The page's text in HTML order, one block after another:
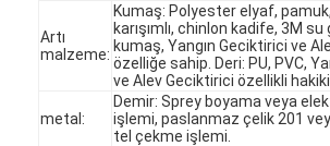
Evde
Artı
malzeme:
Kumaş: Polyester elyaf,
karışımlı, chinlon kadife, 3M
kumaş, Yangın Geciktirici ve
özelliğe sahip. Deri: PU, PVC,
ve Alev Geciktirici özellikli hakiki
metal:
Demir: Sprey boyama veya
işlemi, paslanmaz çelik 201
tel çekme işlemi.